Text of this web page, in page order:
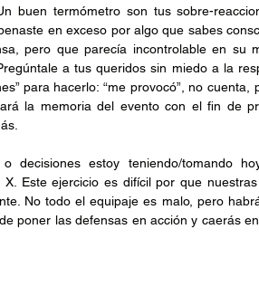
buen termómetro son tus sobre-
en exceso por algo que sabes
pero que parecía incontrolable en su
a tus queridos sin miedo a la
para hacerlo: “me provocó”, no cuenta,
la memoria del evento con el fin de
decisiones estoy teniendo/tomando
Este ejercicio es difícil por que
No todo el equipaje es malo, pero
poner las defensas en acción y caerás